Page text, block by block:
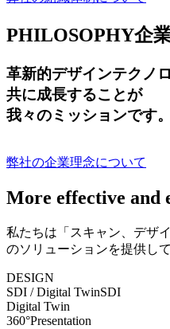
PHILOSOPHY企
革新的デザインテクノ
共に成長することが
我々のミッションです。
弊社の企業理念について
More effective and
私たちは「スキャン、デザ
のソリューションを提供し
DESIGN
SDI / Digital TwinSDI
Digital Twin
360°Presentation